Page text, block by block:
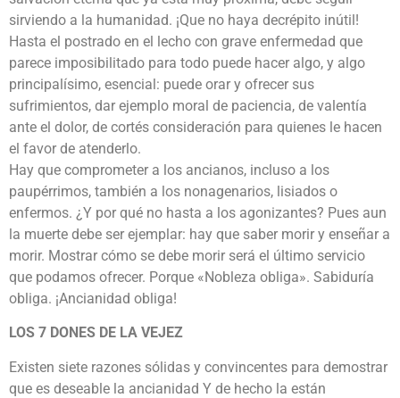
sirviendo a la humanidad. ¡Que no haya decrépito inútil!
Hasta el postrado en el lecho con grave enfermedad que
parece imposibilitado para todo puede hacer algo, y algo
principalísimo, esencial: puede orar y ofrecer sus
sufrimientos, dar ejemplo moral de paciencia, de valentía
ante el dolor, de cortés consideración para quienes le hacen
el favor de atenderlo.
Hay que comprometer a los ancianos, incluso a los
paupérrimos, también a los nonagenarios, lisiados o
enfermos. ¿Y por qué no hasta a los agonizantes? Pues aun
la muerte debe ser ejemplar: hay que saber morir y enseñar a
morir. Mostrar cómo se debe morir será el último servicio
que podamos ofrecer. Porque «Nobleza obliga». Sabiduría
obliga. ¡Ancianidad obliga!
LOS 7 DONES DE LA VEJEZ
Existen siete razones sólidas y convincentes para demostrar
que es deseable la ancianidad Y de hecho la están